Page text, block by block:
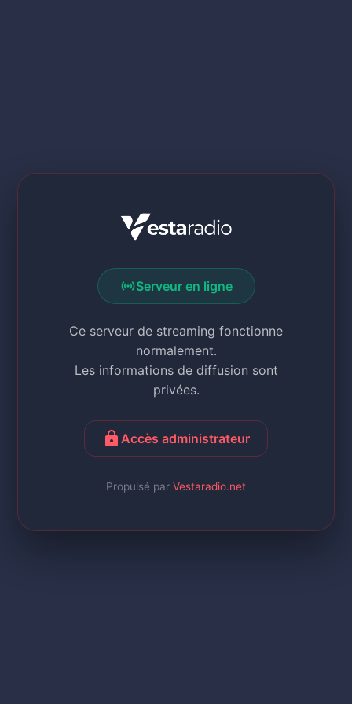
sensorsServeur en ligne
Ce serveur de streaming fonctionne
normalement.
Les informations de diffusion sont
privées.
lock Accès administrateur
Propulsé par Vestaradio.net